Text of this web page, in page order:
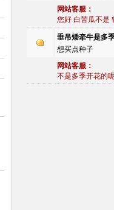
网站客服：
您好 白苦瓜不是
垂吊矮牵牛是多
想买点种子
网站客服：
不是多季开花的